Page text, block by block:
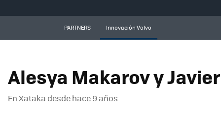
PARTNERS Innovación Volvo
Alesya Makarov y
En Xataka desdehace 9 años